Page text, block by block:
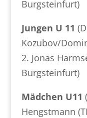
Burgsteinfurt)
Jungen U 11
Kozubov/
2. Jonas
Burgsteinfurt)
Mädchen U11
Hengstmann